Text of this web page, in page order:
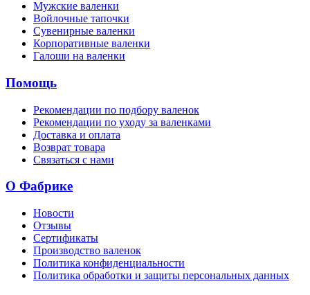
Мужские валенки
Войлочные тапочки
Сувенирные валенки
Корпоративные валенки
Галоши на валенки
Помощь
Рекомендации по подбору валенок
Рекомендации по уходу за валенками
Доставка и оплата
Возврат товара
Связаться с нами
О Фабрике
Новости
Отзывы
Сертификаты
Производство валенок
Политика конфиденциальности
Политика обработки и защиты персональных данных